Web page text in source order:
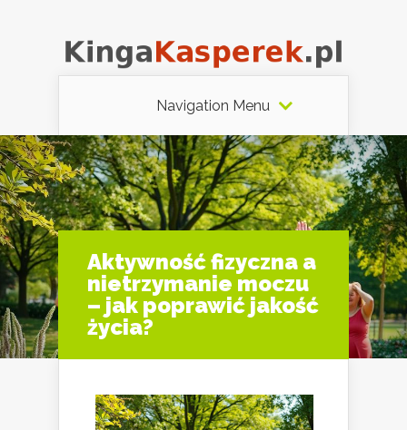
Navigation Menu
Aktywność fizyczna a
nietrzymanie moczu
– jak poprawić jakość
życia?